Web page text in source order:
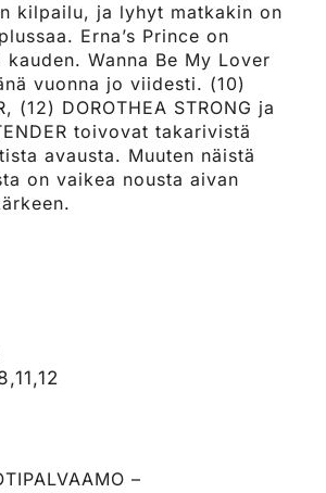
kilpailu, ja lyhyt matkakin on
Erna’s Prince on
Wanna Be My Lover
vuonna jo viidesti. (10)
(12) DOROTHEA STRONG ja
toivovat takarivistä
avausta. Muuten näistä
on vaikea nousta aivan
–